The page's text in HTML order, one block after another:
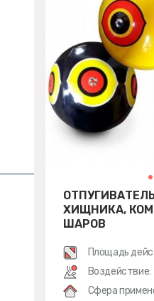
ХИЩНИКА,
ШАРОВ
Площадь
Воздействие:
Сфера